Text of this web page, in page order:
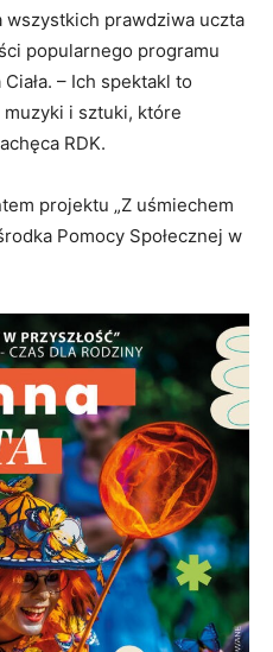
wszystkich prawdziwa uczta
popularnego programu
– Ich spektakl to
muzyki i sztuki, które
RDK.
projektu „Z uśmiechem
Pomocy Społecznej w